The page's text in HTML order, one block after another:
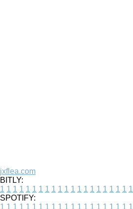
jxflea.com
BITLY:
1 1 1 1 1 1 1 1 1 1 1 1 1 1 1 1 1 1 1 1 1
SPOTIFY:
1 1 1 1 1 1 1 1 1 1 1 1 1 1 1 1 1 1 1 1 1